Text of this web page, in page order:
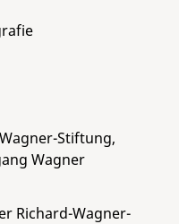
Stiftung,
Wagner
Richard-Wagner-